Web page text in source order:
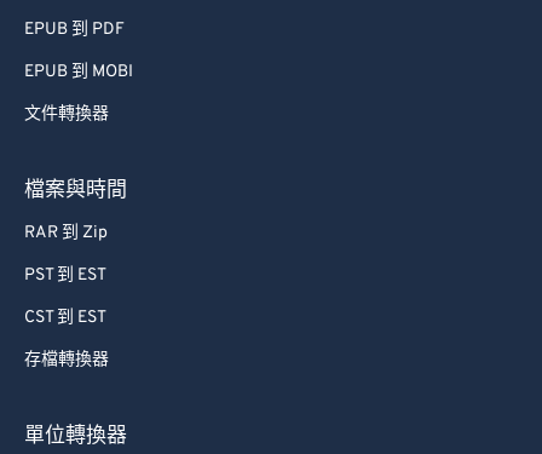
EPUB 到 PDF
EPUB 到 MOBI
文件轉換器
檔案與時間
RAR 到 Zip
PST 到 EST
CST 到 EST
存檔轉換器
單位轉換器